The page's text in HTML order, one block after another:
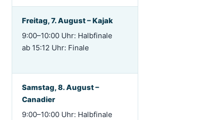
Freitag, 7. August – Kajak
9:00–10:00 Uhr: Halbfinale
ab 15:12 Uhr: Finale
Samstag, 8. August –
Canadier
9:00–10:00 Uhr: Halbfinale